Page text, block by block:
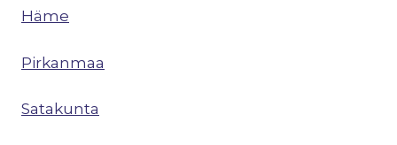
Häme
Pirkanmaa
Satakunta